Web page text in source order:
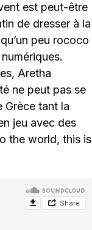
est peut-être
de dresser à la
peu rococo
Aretha
ne peut pas se
Grèce tant la
jeu avec des
the world, this is